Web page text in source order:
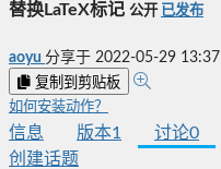
替换LaTeX标记 公开 已发布
aoyu 分享于 2022-05-29 13:37
复制到剪贴板
如何安装动作？
信息 版本1 讨论0
创建话题